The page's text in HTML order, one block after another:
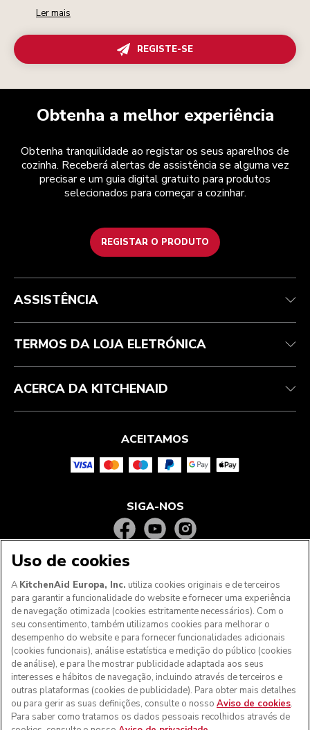
Ler mais
REGISTE-SE
Obtenha a melhor experiência
Obtenha tranquilidade ao registar os seus aparelhos de
cozinha. Receberá alertas de assistência se alguma vez
precisar e um guia digital gratuito para produtos
selecionados para começar a cozinhar.
REGISTAR O PRODUTO
Health Check
Atendimento ao cliente
Acompanhar a sua encomenda
Garantia e documentos
Perguntas frequentes
Termos e condições
Envio e entrega
Devoluções e reembolsos
Marca
ODR
A marca
A nossa história
ASSISTÊNCIA
TERMOS DA LOJA ELETRÓNICA
ACERCA DA KITCHENAID
ACEITAMOS
SIGA-NOS
Aos clientes nos Açores, Madeira e outros territórios
portugueses: Por favor, contacte a nossa equipa de Apoio
ao Cliente para efetuar a sua encomenda, de forma a
podermos fornecer os custos de envio exatos e aplicar a
taxa de IVA correta
Uso de cookies
A KitchenAid Europa, Inc. utiliza cookies originais e de terceiros
para garantir a funcionalidade do website e fornecer uma experiência
de navegação otimizada (cookies estritamente necessários). Com o
seu consentimento, também utilizamos cookies para melhorar o
desempenho do website e para fornecer funcionalidades adicionais
(cookies funcionais), análise estatística e medição do público (cookies
de análise), e para lhe mostrar publicidade adaptada aos seus
interesses e hábitos de navegação, incluindo através de terceiros e
outras plataformas (cookies de publicidade). Para obter mais detalhes
ou para gerir as suas definições, consulte o nosso Aviso de cookies.
Para saber como tratamos os dados pessoais recolhidos através de